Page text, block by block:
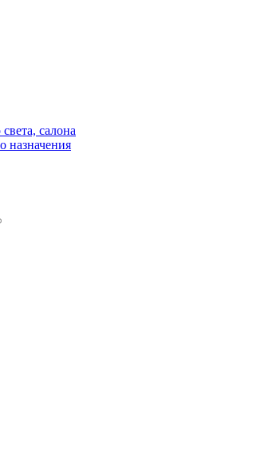
салона
назначения